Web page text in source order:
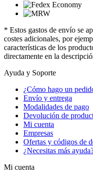
* Estos gastos de envío se
costes adicionales, por
características de los
directamente en la
Ayuda y Soporte
¿Cómo hago un
Envío y entrega
Modalidades de pago
Devolución de
Mi cuenta
Empresas
Ofertas y códigos de
¿Necesitas más
Mi cuenta